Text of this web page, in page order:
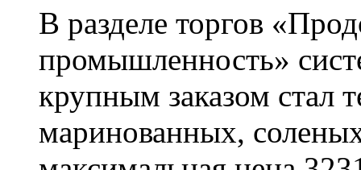
В разделе торгов
промышленность»
крупным заказом стал
маринованных,